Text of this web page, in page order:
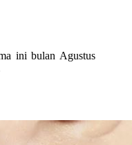
ini bulan Agustus